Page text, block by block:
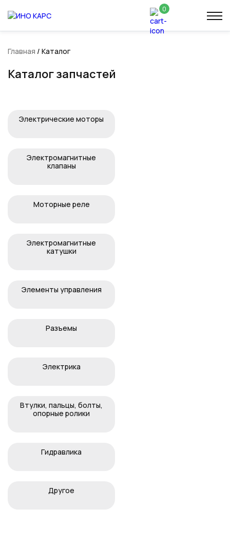
0
Главная / Каталог
Каталог запчастей
Электрические моторы
Электромагнитные
клапаны
Моторные реле
Электромагнитные
катушки
Элементы управления
Разъемы
Электрика
Втулки, пальцы, болты,
опорные ролики
Гидравлика
Другое